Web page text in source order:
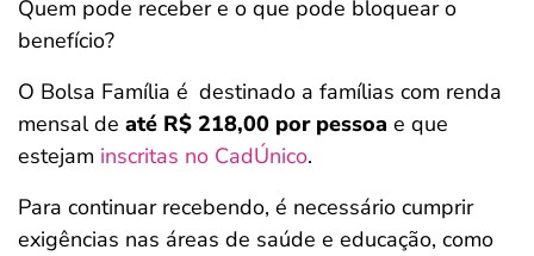
Quem pode receber e o que pode bloquear o
benefício?
O Bolsa Família é destinado a famílias com renda
mensal de até R$ 218,00 por pessoa e que
estejam inscritas no CadÚnico.
Para continuar recebendo, é necessário cumprir
exigências nas áreas de saúde e educação, como